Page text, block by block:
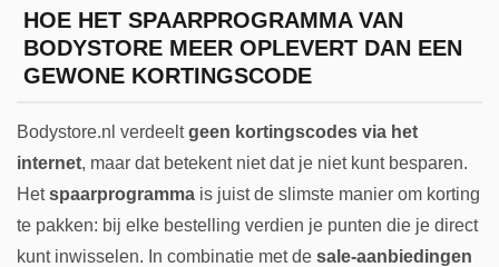
HOE HET SPAARPROGRAMMA VAN
BODYSTORE MEER OPLEVERT DAN EEN
GEWONE KORTINGSCODE
Bodystore.nl verdeeltgeen kortingscodes via het
internet, maar dat betekent niet dat je niet kunt besparen.
Hetspaarprogramma is juist de slimste manier om korting
te pakken: bij elke bestelling verdien je punten die je direct
kunt inwisselen. In combinatie met de sale-aanbiedingen